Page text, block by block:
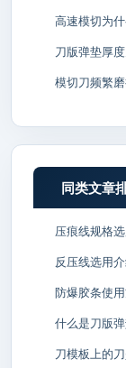
高速模切为
刀版弹垫厚
模切刀频繁
同类文章
压痕线规格
反压线选用
防爆胶条使
什么是刀版
刀模板上的